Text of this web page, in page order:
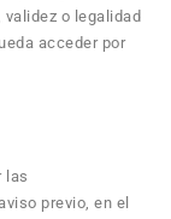
o legalidad
acceder por
las
previo, en el